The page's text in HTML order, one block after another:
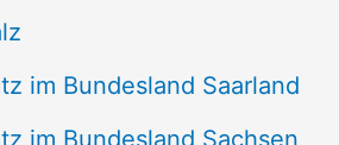
im Bundesland Saarland
im Bundesland Sachsen